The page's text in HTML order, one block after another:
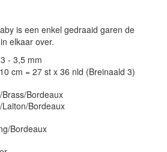
is een enkel gedraaid garen de
elkaar over.
- 3,5 mm
cm = 27 st x 36 nld (Breinaald 3)
Bordeaux
Bordeaux
Bordeaux